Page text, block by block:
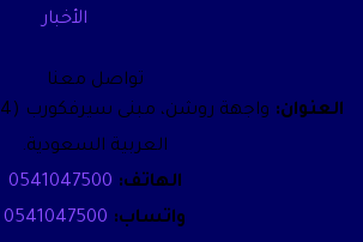
الأخبار
تواصل معنا
العنوان:
العربية السعودية.
الهاتف: 0541047500
واتساب: 0541047500